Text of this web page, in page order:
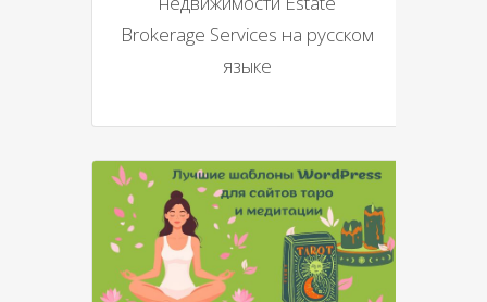
Brokerage Services на русском
языке